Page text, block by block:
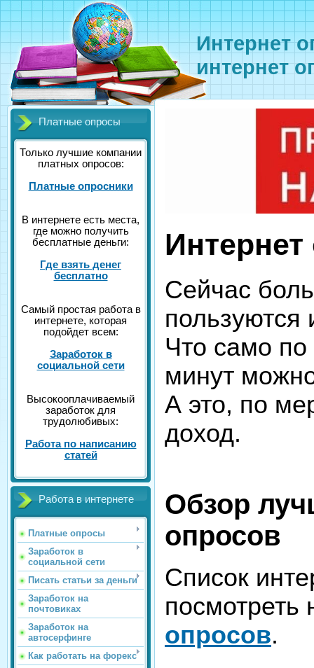
Интернет
интернет
Платные опросы
Только лучшие компании
платных опросов:
Платные опросники
В интернете есть места,
где можно получить
бесплатные деньги:
Где взять денег
бесплатно
Самый простая работа в
интернете, которая
подойдет всем:
Заработок в
социальной сети
Высокооплачиваемый
заработок для
трудолюбивых:
Работа по написанию
статей
Работа в интернете
Платные опросы
Заработок в
социальной сети
Писать статьи за деньги
Заработок на
почтовиках
Заработок на
автосерфинге
Как работать на форекс
Сейчас
пользуются
Что само по
минут
А это, по
доход.
Обзор
опросов
Список
посмотреть
опросов.